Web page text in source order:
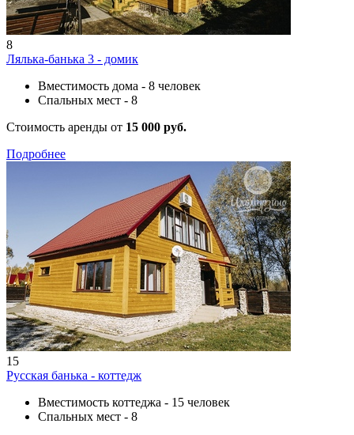
8
Лялька-банька 3 - домик
Вместимость дома - 8 человек
Спальных мест - 8
Стоимость аренды от 15 000 руб.
Подробнее
15
Русская банька - коттедж
Вместимость коттеджа - 15 человек
Спальных мест - 8